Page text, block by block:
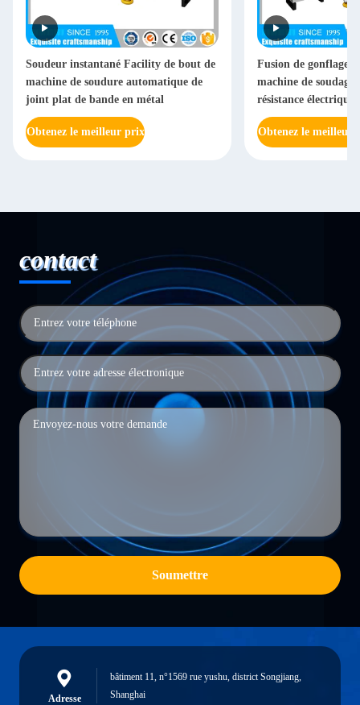
Soudeur instantané Facility de bout de
machine de soudure automatique de
joint plat de bande en métal
Obtenez le meilleur prix
Fusion de gonflage
machine de
résistance électrique
Obtenez le meilleur
contact
Soumettre
Adresse
bâtiment 11, n°1569 rue yushu, district Songjiang,
Shanghai